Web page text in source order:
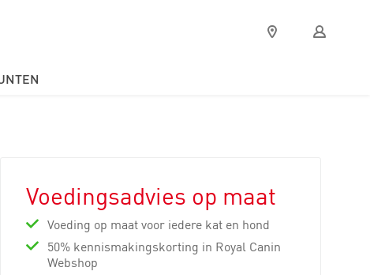
Verkooppunten
Mijn
Royal
Voedingsadvies op maat
Voeding op maat voor iedere kat en hond
50% kennismakingskorting in Royal Canin
Webshop